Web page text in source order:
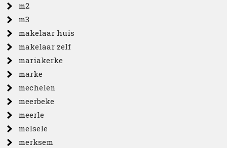
m2
m3
makelaar huis
makelaar zelf
mariakerke
marke
mechelen
meerbeke
meerle
melsele
merksem